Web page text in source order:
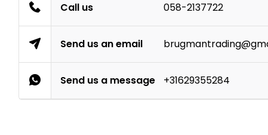
Call us 058-2137722
Send us an email
Send us a message +31629355284